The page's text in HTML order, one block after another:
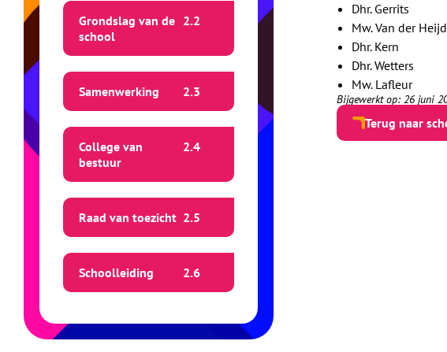
Grondslag van de
school
2.2
Samenwerking 2.3
College van
bestuur
2.4
Raad van toezicht 2.5
Schoolleiding 2.6
Dhr. Gerrits
Mw. Van der
Dhr. Kern
Dhr. Wetters
Mw. Lafleur
Bijgewerkt op: 26 juni
Terug naar